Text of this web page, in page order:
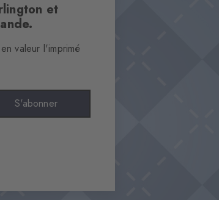
et
valeur l'imprimé
S'abonner